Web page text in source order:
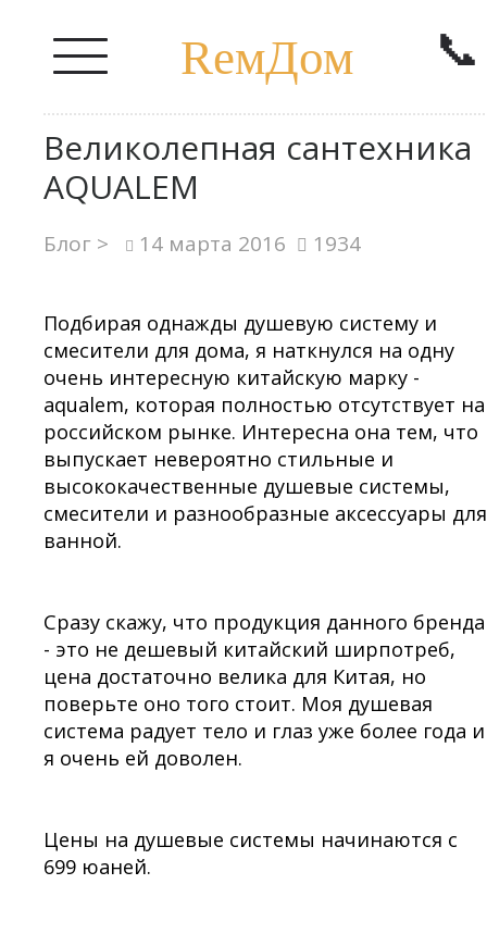
RемДом 📞
Великолепная сантехника
AQUALEM
Блог > 14 марта 2016 1934
Подбирая однажды душевую систему и
смесители для дома, я наткнулся на одну
очень интересную китайскую марку -
aqualem, которая полностью отсутствует на
российском рынке. Интересна она тем, что
выпускает невероятно стильные и
высококачественные душевые системы,
смесители и разнообразные аксессуары для
ванной.
Сразу скажу, что продукция данного бренда
- это не дешевый китайский ширпотреб,
цена достаточно велика для Китая, но
поверьте оно того стоит. Моя душевая
система радует тело и глаз уже более года и
я очень ей доволен.
Цены на душевые системы начинаются с
699 юаней.